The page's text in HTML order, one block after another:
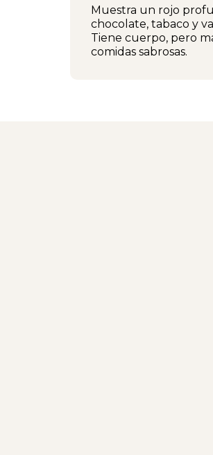
Muestra un rojo
chocolate, tabaco y
Tiene cuerpo, pero
comidas sabrosas.